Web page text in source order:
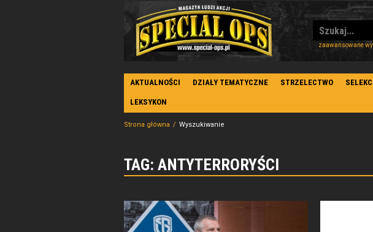
zaawansowane
AKTUALNOŚCI DZIAŁY TEMATYCZNE STRZELECTWO
LEKSYKON
Strona główna Wyszukiwanie
TAG: ANTYTERRORYŚCI